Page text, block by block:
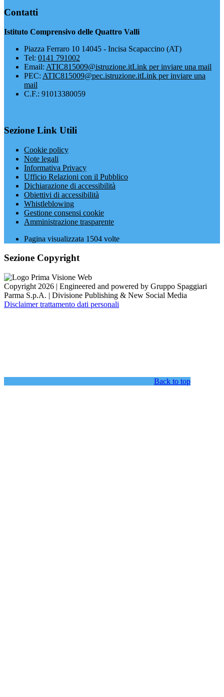
Contatti
Istituto Comprensivo delle Quattro Valli
Piazza Ferraro 10 14045 - Incisa Scapaccino (AT)
Tel: 0141 791002
Email: ATIC815009@istruzione.itLink per inviare una mail
PEC: ATIC815009@pec.istruzione.itLink per inviare una
mail
C.F.: 91013380059
Sezione Link Utili
Cookie policy
Note legali
Informativa Privacy
Ufficio Relazioni con il Pubblico
Dichiarazione di accessibilità
Obiettivi di accessibilità
Whistleblowing
Gestione consensi cookie
Amministrazione trasparente
Pagina visualizzata 1504 volte
Sezione Copyright
Copyright 2026 | Engineered and powered by Gruppo Spaggiari
Parma S.p.A. | Divisione Publishing & New Social Media
Disclaimer trattamento dati personali
Back to top